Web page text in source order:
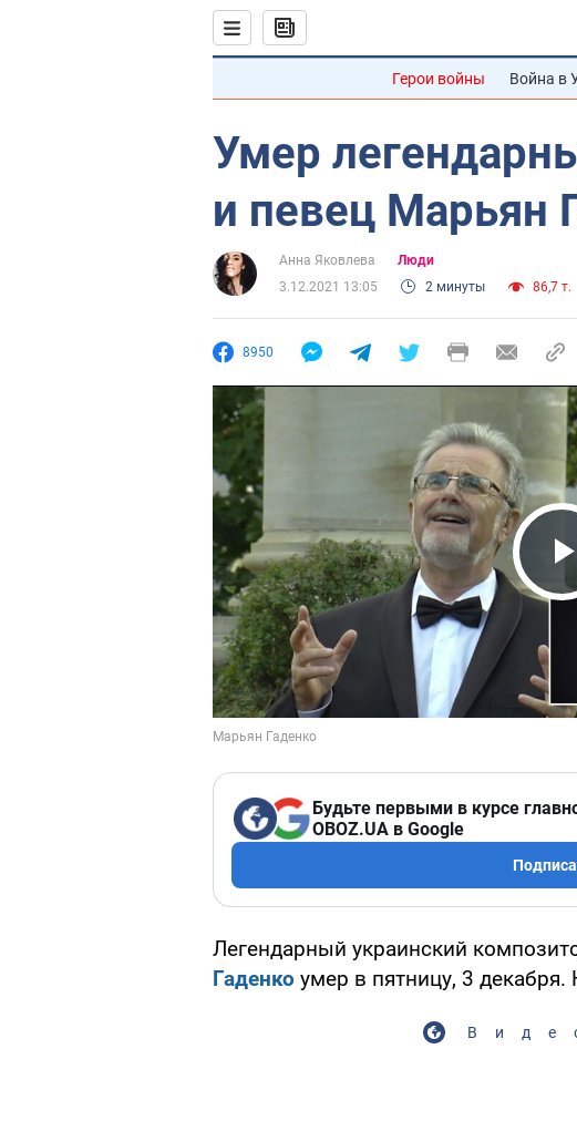
Герои войны Война в
Умер
и певец Марьян
Анна Яковлева
Люди
3.12.2021 13:05
2 минуты 86,7 т.
8950
Будьте первыми в курсе
OBOZ.UA в Google
Легендарный украинский
Гаденко умер в пятницу, 3